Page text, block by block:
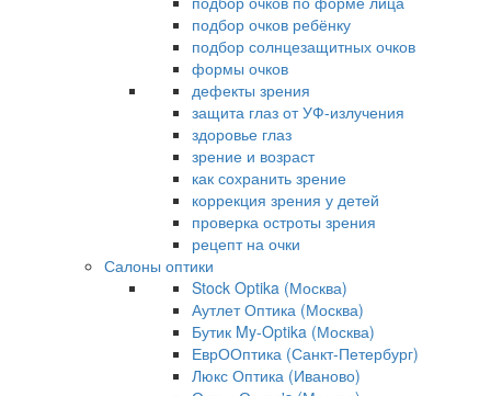
подбор очков ребёнку
подбор солнцезащитных очков
формы очков
дефекты зрения
защита глаз от УФ-излучения
здоровье глаз
зрение и возраст
как сохранить зрение
коррекция зрения у детей
проверка остроты зрения
рецепт на очки
Салоны оптики
Stock Optika (Москва)
Аутлет Оптика (Москва)
Бутик My-Optika (Москва)
ЕврООптика (Санкт-Петербург)
Люкс Оптика (Иваново)